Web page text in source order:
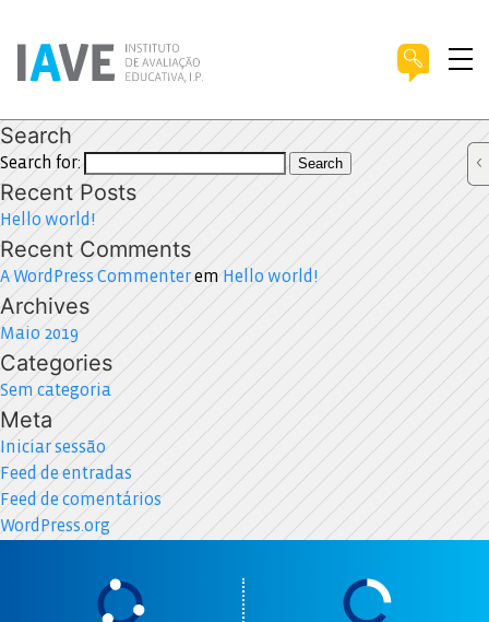
Search
Search for: Search
Recent Posts
Hello world!
Recent Comments
A WordPress Commenterem Hello world!
Archives
Maio 2019
Categories
Sem categoria
Meta
Iniciar sessão
Feed de entradas
Feed de comentários
WordPress.org